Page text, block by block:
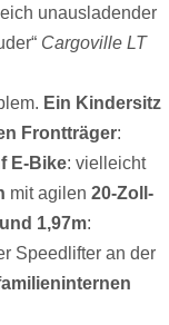
unausladender
Cargoville LT
Ein Kindersitz
Frontträger:
E-Bike: vielleicht
mit agilen 20-Zoll-
1,97m:
Speedlifter an der